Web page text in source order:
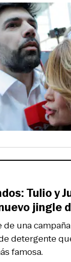
de una
detergente
famosa.
Tulio y
jingle